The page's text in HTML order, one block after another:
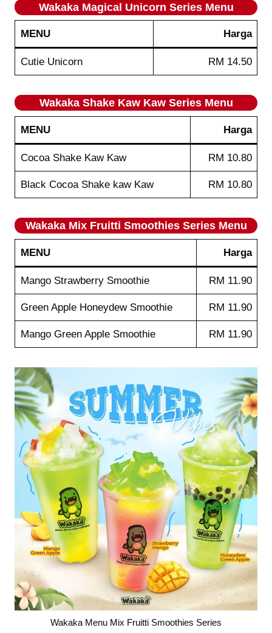
Wakaka Magical Unicorn Series Menu
MENU Harga
Cutie Unicorn RM 14.50
Wakaka Shake Kaw Kaw Series Menu
MENU Harga
Cocoa Shake Kaw Kaw RM 10.80
Black Cocoa Shake kaw Kaw RM 10.80
Wakaka Mix Fruitti Smoothies Series Menu
MENU Harga
Mango Strawberry Smoothie RM 11.90
Green Apple Honeydew Smoothie RM 11.90
Mango Green Apple Smoothie RM 11.90
Wakaka Menu Mix Fruitti Smoothies Series